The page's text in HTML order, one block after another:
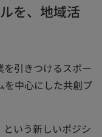
を、地域活
引きつけるスポー
を中心にした共創プ
いう新しいポジシ